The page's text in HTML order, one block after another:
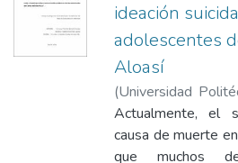
ideación
adolescentes
Aloasí
(Universidad
2024-10)
Michelle;
Vladimir;Cortes
Actualmente, el
causa de muerte
que muchos